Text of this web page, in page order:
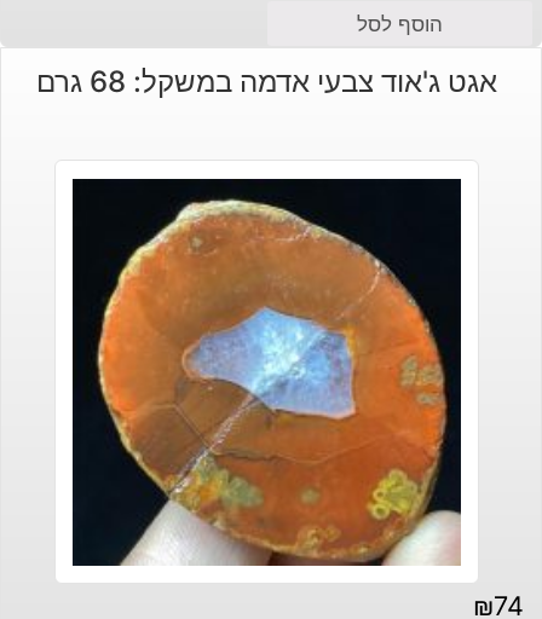
הוסף לסל
אגט ג'אוד צבעי אדמה במשקל: 68 גרם
₪74